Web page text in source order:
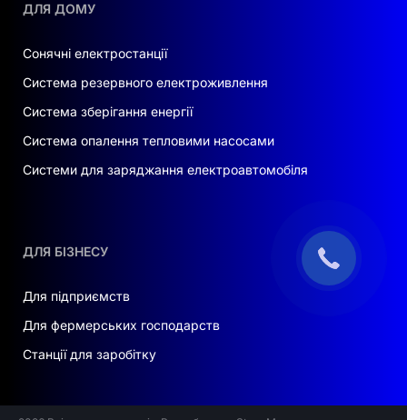
ДЛЯ ДОМУ
Сонячні електростанції
Система резервного електроживлення
Система зберігання енергії
Система опалення тепловими насосами
Системи для заряджання електроавтомобіля
ДЛЯ БІЗНЕСУ
Для підприємств
Для фермерських господарств
Станції для заробітку